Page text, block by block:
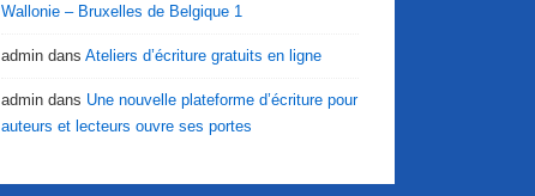
Wallonie – Bruxelles de Belgique 1
admin dansAteliers d’écriture gratuits en ligne
admin dans Une nouvelle plateforme d’écriture pour
auteurs et lecteurs ouvre ses portes